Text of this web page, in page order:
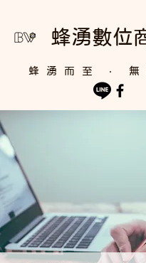
蜂湧數位
蜂湧而至 ‧ 無